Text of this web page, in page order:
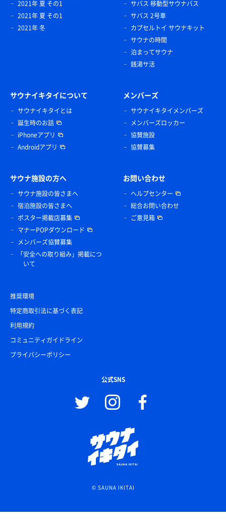
2021年 夏 その1
2021年 夏 その1
2021年 冬
サバス 移動型サウナバス
サバス 2号車
カプセルトイ サウナキット
サウナの時間
泊まってサウナ
銭湯サ活
サウナイキタイについて
サウナイキタイとは
誕生時のお話
iPhoneアプリ
Androidアプリ
メンバーズ
サウナイキタイメンバーズ
メンバーズロッカー
協賛施設
協賛募集
サウナ施設の方へ
サウナ施設の皆さまへ
宿泊施設の皆さまへ
ポスター掲載店募集
マナーPOPダウンロード
メンバーズ協賛募集
「安全への取り組み」掲載につ
いて
お問い合わせ
ヘルプセンター
総合お問い合わせ
ご意見箱
推奨環境
特定商取引法に基づく表記
利用規約
コミュニティガイドライン
プライバシーポリシー
公式SNS
© SAUNA IKITAI